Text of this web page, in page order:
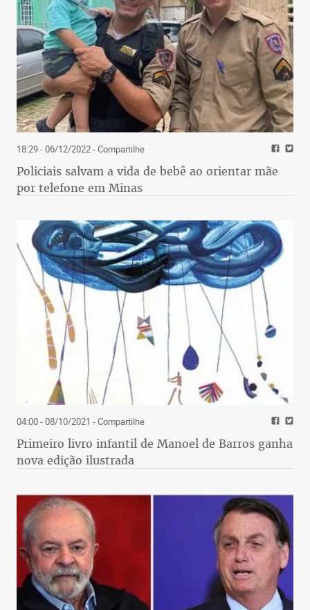
18:29 - 06/12/2022- Compartilhe
Policiais salvam a vida de bebê ao orientar mãe
por telefone em Minas
04:00 - 08/10/2021 - Compartilhe
Primeiro livro infantil de Manoel de Barros ganha
nova edição ilustrada